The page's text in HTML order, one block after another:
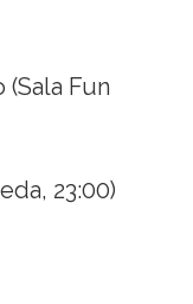
Fun
23:00)